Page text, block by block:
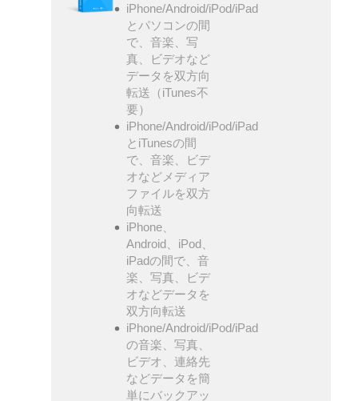
iPhone/Android/iPod/iPad
とパソコンの間
で、音楽、写
真、ビデオなど
データを双方向
転送（iTunes不
要）
iPhone/Android/iPod/iPad
とiTunesの間
で、音楽、ビデ
オなどメディア
ファイルを双方
向転送
iPhone、
Android、iPod、
iPadの間で、音
楽、写真、ビデ
オなどデータを
双方向転送
iPhone/Android/iPod/iPad
の音楽、写真、
ビデオ、連絡先
などデータを簡
単にバックアッ